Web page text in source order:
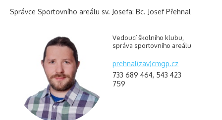
Správce Sportovního areálu sv. Josefa: Bc. Josef Přehnal
Vedoucí školního klubu,
správa sportovního areálu
prehnal(zav)cmgp.cz
733 689 464, 543 423
759